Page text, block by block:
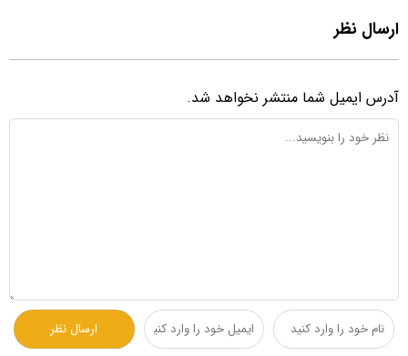
ارسال نظر
آدرس ایمیل شما منتشر نخواهد شد.